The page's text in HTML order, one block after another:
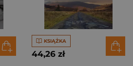
KSIĄŻKA
44,26 zł